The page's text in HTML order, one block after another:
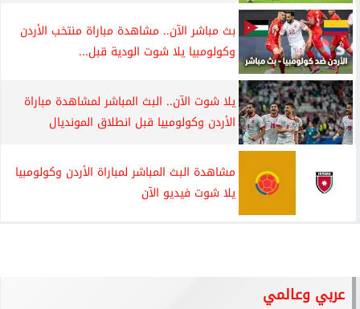
بث مباشر الآن.. مشاهدة مباراة منتخب الأردن
وكولومبيا يلا شوت الودية قبل...
يلا شوت الآن.. البث المباشر لمشاهدة مباراة
الأردن وكولومبيا قبل انطلاق المونديال
مشاهدة البث المباشر لمباراة الأردن وكولومبيا
يلا شوت فيديو الآن
عربي وعالمي